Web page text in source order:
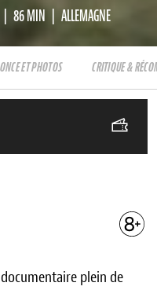
86 MIN ALLEMAGNE
ET PHOTOS CRITIQUE &
plein de